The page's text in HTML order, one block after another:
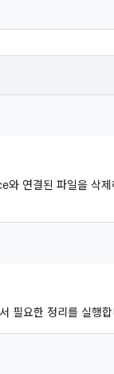
연결된 파일을 삭제
필요한 정리를 실행합